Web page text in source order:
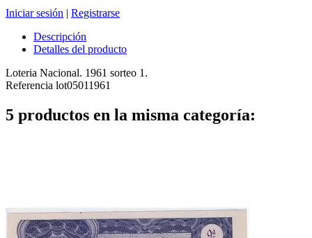
Iniciar sesión | Registrarse
Descripción
Detalles del producto
Loteria Nacional. 1961 sorteo 1.
Referencia lot05011961
5 productos en la misma categoría: